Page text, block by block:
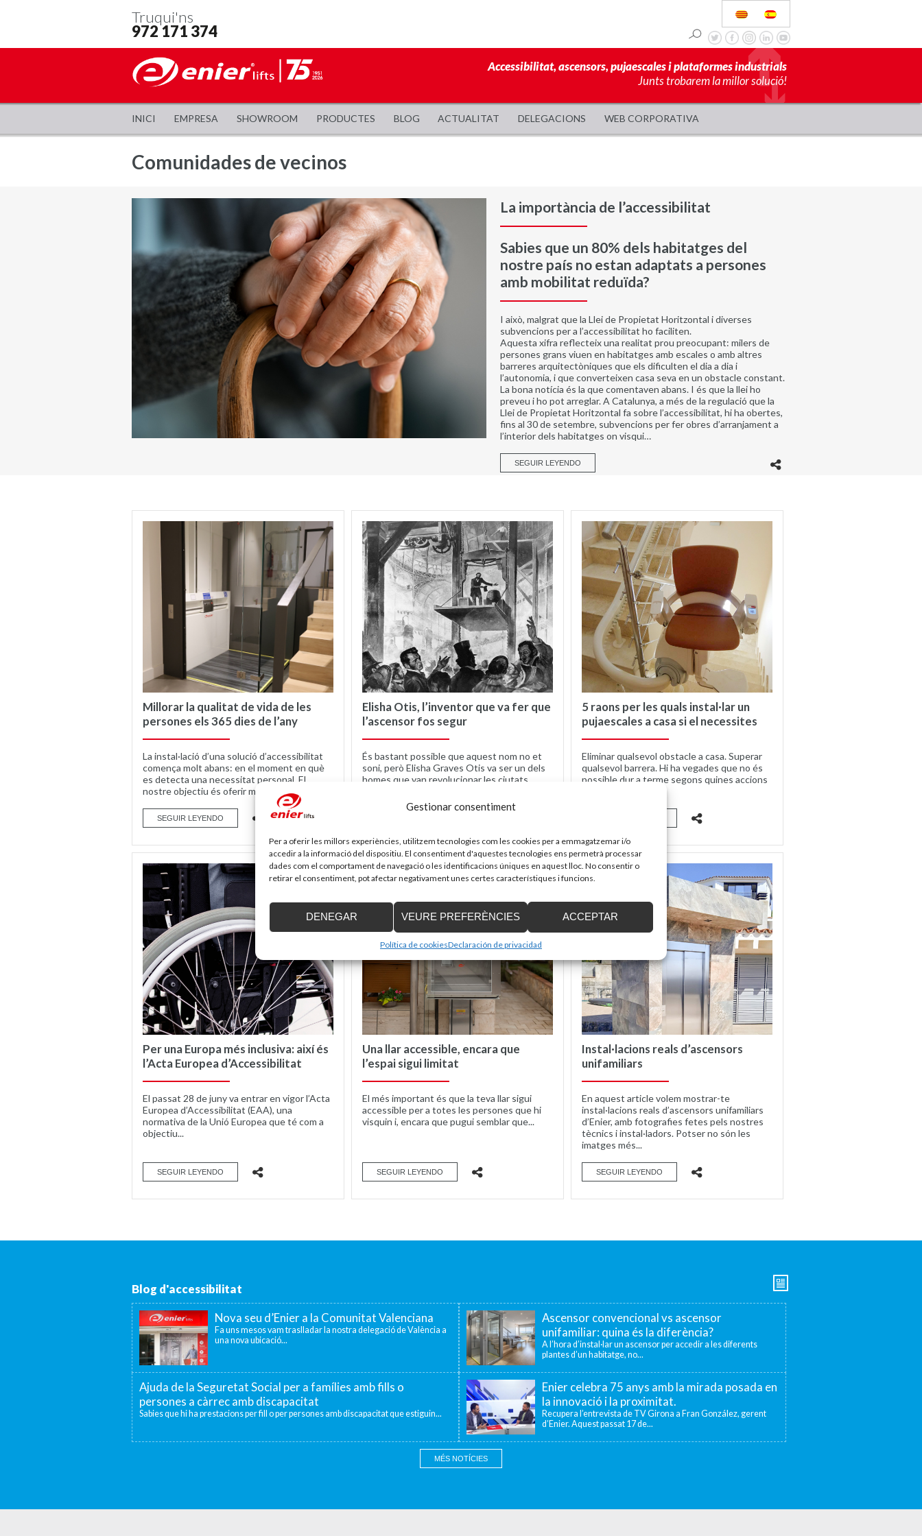
Gestionar consentiment
Per a oferir les millors experiències, utilitzem tecnologies com les cookies per a emmagatzemar i/o
accedir a la informació del dispositiu. El consentiment d'aquestes tecnologies ens permetrà processar
dades com el comportament de navegació o les identificacions úniques en aquest lloc. No consentir o
retirar el consentiment, pot afectar negativament unes certes característiques i funcions.
ACCEPTAR
DENEGAR VEURE PREFERÈNCIES
Política de cookiesDeclaración de privacidad
Truqui'ns
972 171 374
Accessibilitat, ascensors, pujaescales i plataformes industrials
Junts trobarem la millor solució!
INICI EMPRESA SHOWROOM PRODUCTES BLOG ACTUALITAT DELEGACIONS WEB CORPORATIVA
Comunidades de vecinos
La importància de l’accessibilitat
Sabies que un 80% dels habitatges del
nostre país no estan adaptats a persones
amb mobilitat reduïda?
I això, malgrat que la Llei de Propietat Horitzontal i diverses
subvencions per a l’accessibilitat ho faciliten.
Aquesta xifra reflecteix una realitat prou preocupant: milers de
persones grans viuen en habitatges amb escales o amb altres
barreres arquitectòniques que els dificulten el dia a dia i
l’autonomia, i que converteixen casa seva en un obstacle constant.
La bona notícia és la que comentaven abans. I és que la llei ho
preveu i ho pot arreglar. A Catalunya, a més de la regulació que la
Llei de Propietat Horitzontal fa sobre l’accessibilitat, hi ha obertes,
fins al 30 de setembre, subvencions per fer obres d’arranjament a
l’interior dels habitatges on visqui…
SEGUIR LEYENDO
Millorar la qualitat de vida de les
persones els 365 dies de l’any
La instal·lació d’una solució d’accessibilitat
comença molt abans: en el moment en què
es detecta una necessitat personal. El
nostre objectiu és oferir més...
SEGUIR LEYENDO
Elisha Otis, l’inventor que va fer que
l’ascensor fos segur
És bastant possible que aquest nom no et
soni, però Elisha Graves Otis va ser un dels
homes que van revolucionar les ciutats,
5 raons per les quals instal·lar un
pujaescales a casa si el necessites
Eliminar qualsevol obstacle a casa. Superar
qualsevol barrera. Hi ha vegades que no és
possible dur a terme segons quines accions
Per una Europa més inclusiva: així és
l’Acta Europea d’Accessibilitat
El passat 28 de juny va entrar en vigor l’Acta
Europea d’Accessibilitat (EAA), una
normativa de la Unió Europea que té com a
objectiu...
SEGUIR LEYENDO
Una llar accessible, encara que
l’espai sigui limitat
El més important és que la teva llar sigui
accessible per a totes les persones que hi
visquin i, encara que pugui semblar que...
SEGUIR LEYENDO
Instal·lacions reals d’ascensors
unifamiliars
En aquest article volem mostrar-te
instal·lacions reals d’ascensors unifamiliars
d’Enier, amb fotografies fetes pels nostres
tècnics i instal·ladors. Potser no són les
imatges més...
SEGUIR LEYENDO
Blog d'accessibilitat
Nova seu d’Enier a la Comunitat Valenciana
Fa uns mesos vam traslladar la nostra delegació de València a
una nova ubicació...
Ascensor convencional vs ascensor
unifamiliar: quina és la diferència?
A l’hora d’instal·lar un ascensor per accedir a les diferents
plantes d’un habitatge, no...
Ajuda de la Seguretat Social per a famílies amb fills o
persones a càrrec amb discapacitat
Sabies que hi ha prestacions per fill o per persones amb discapacitat que estiguin...
Enier celebra 75 anys amb la mirada posada en
la innovació i la proximitat.
Recupera l’entrevista de TV Girona a Fran González, gerent
d’Enier. Aquest passat 17 de...
MÉS NOTÍCIES